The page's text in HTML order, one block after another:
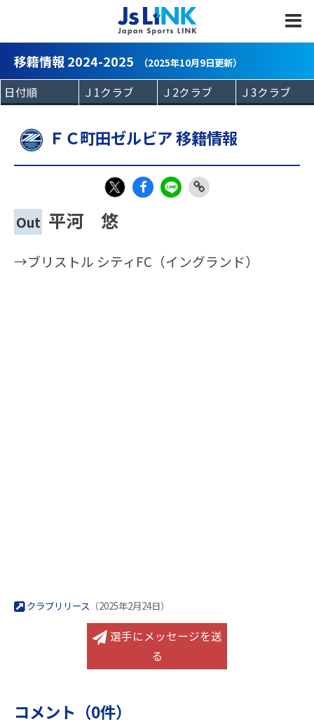
移籍情報 2024-2025 （2025年10月9日更新）
ＦＣ町田ゼルビア 移籍情報
X
k
Out 平河 悠
→ブリストル シティFC（イングランド）
クラブリリース （2025年2月24日）
選手にメッセージを送
る
コメント（0件）